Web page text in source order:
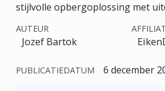
stijlvolle opbergoplossing met
AUTEUR
Jozef Bartok
PUBLICATIEDATUM 6 december